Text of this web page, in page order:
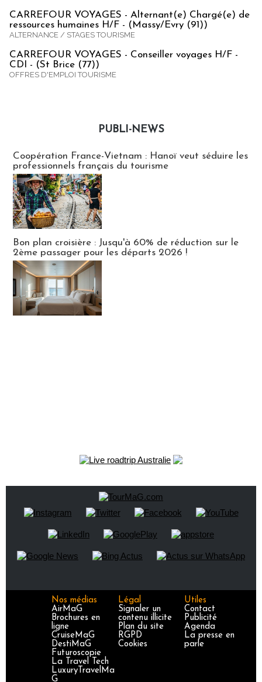
CARREFOUR VOYAGES - Alternant(e) Chargé(e) de
ressources humaines H/F - (Massy/Evry (91))
ALTERNANCE / STAGES TOURISME
CARREFOUR VOYAGES - Conseiller voyages H/F -
CDI - (St Brice (77))
OFFRES D'EMPLOI TOURISME
PUBLI-NEWS
Coopération France-Vietnam : Hanoï veut séduire les
professionnels français du tourisme
Bon plan croisière : Jusqu'à 60% de réduction sur le
2ème passager pour les départs 2026 !
Nos médias
AirMaG
Brochures en
ligne
CruiseMaG
DestiMaG
Futuroscopie
La Travel Tech
LuxuryTravelMa
G
Légal
Signaler un
contenu illicite
Plan du site
RGPD
Cookies
Utiles
Contact
Publicité
Agenda
La presse en
parle